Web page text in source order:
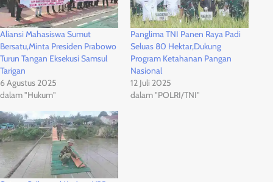
Aliansi Mahasiswa Sumut
Bersatu,Minta Presiden Prabowo
Turun Tangan Eksekusi Samsul
Tarigan
6 Agustus 2025
dalam "Hukum"
Panglima TNI Panen Raya Padi
Seluas 80 Hektar,Dukung
Program Ketahanan Pangan
Nasional
12 Juli 2025
dalam "POLRI/TNI"